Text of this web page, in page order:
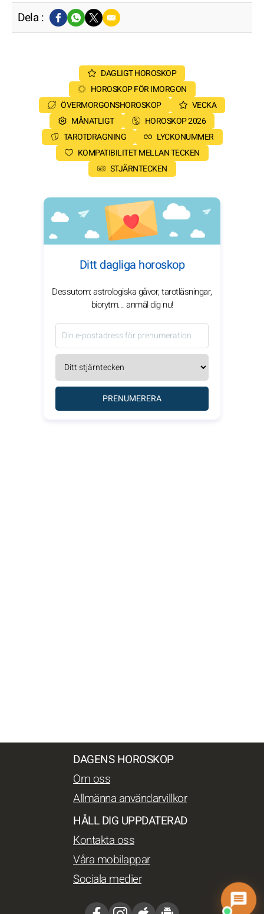
Dela :
DAGLIGT HOROSKOP
HOROSKOP FÖR IMORGON
ÖVERMORGONSHOROSKOP
VECKA
MÅNATLIGT
HOROSKOP 2026
TAROTDRAGNING
LYCKONUMMER
KOMPATIBILITET MELLAN TECKEN
STJÄRNTECKEN
Ditt dagliga horoskop
Dessutom: astrologiska gåvor, tarotläsningar,
biorytm... anmäl dig nu!
PRENUMERERA
DAGENS HOROSKOP
Om oss
Allmänna användarvillkor
HÅLL DIG UPPDATERAD
Kontakta oss
Våra mobilappar
Sociala medier